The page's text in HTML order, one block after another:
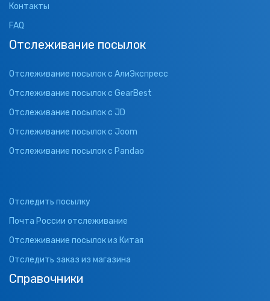
Контакты
FAQ
Отслеживание посылок
Отслеживание посылок с АлиЭкспресс
Отслеживание посылок с GearBest
Отслеживание посылок с JD
Отслеживание посылок с Joom
Отслеживание посылок с Pandao
Отследить посылку
Почта России отслеживание
Отслеживание посылок из Китая
Отследить заказ из магазина
Справочники